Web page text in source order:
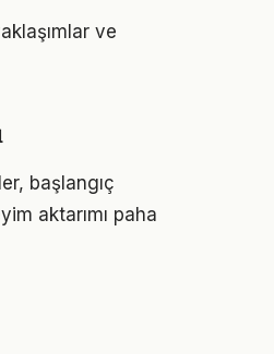
ve
başlangıç
aktarımı paha